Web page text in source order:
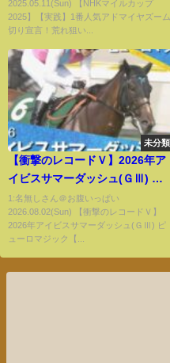
2025.05.11(Sun) 【NHKマイルカップ
2025】【実践】1番人気アドマイヤズーム
切り宣言！荒れ狙い...
未分類
【衝撃のレコードＶ】2026年ア
イビスサマーダッシュ(ＧⅢ) ピ
ューロマジック【カンテレ公
式】
1:名無しさん＠お腹いっぱい
2026.08.02(Sun) 【衝撃のレコードＶ】
2026年アイビスサマーダッシュ(ＧⅢ) ピ
ューロマジック【...